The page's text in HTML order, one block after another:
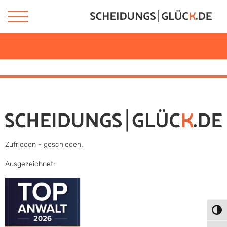
Zufrieden - geschieden.
Ausgezeichnet: